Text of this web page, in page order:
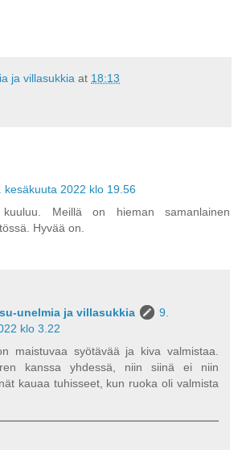
ja villasukkia at 18:13
kesäkuuta 2022 klo 19.56
Meillä on hieman samanlainen
Hyvää on.
unelmia ja villasukkia
9.
klo 3.22
maistuvaa syötävää ja kiva valmistaa.
kanssa yhdessä, niin siinä ei niin
kauaa tuhisseet, kun ruoka oli valmista